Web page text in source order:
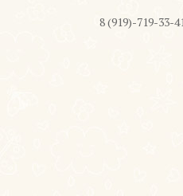
8 (919)-719-33-41